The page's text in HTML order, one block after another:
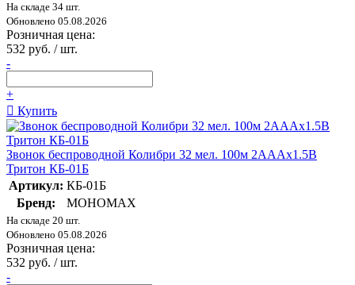
На складе 34 шт.
Обновлено 05.08.2026
Розничная цена:
532 руб. / шт.
-
+
Купить
Звонок беспроводной Колибри 32 мел. 100м 2АААх1.5В
Тритон КБ-01Б
Артикул: КБ-01Б
Бренд:
МОНОМАХ
На складе 20 шт.
Обновлено 05.08.2026
Розничная цена:
532 руб. / шт.
-